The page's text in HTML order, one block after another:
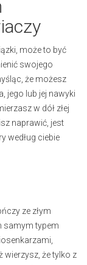
może to być
swojego
że możesz
jego lub jej nawyki
w dół złej
naprawić, jest
według ciebie
ze złym
samym typem
wierzysz, że tylko z